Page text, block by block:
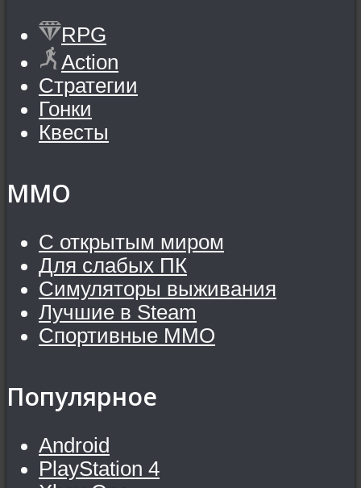
RPG
Action
Стратегии
Гонки
Квесты
MMO
С открытым миром
Для слабых ПК
Симуляторы выживания
Лучшие в Steam
Спортивные MMO
Популярное
Android
PlayStation 4